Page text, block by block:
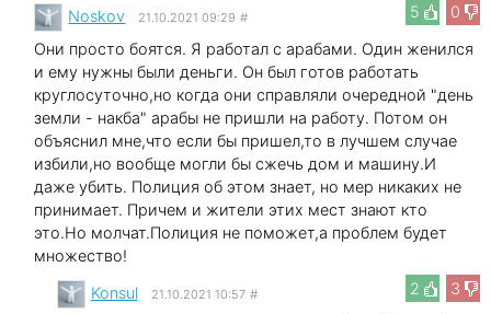
5
0
Noskov 21.10.2021 09:29 #
Они просто боятся. Я работал с арабами. Один женился
и ему нужны были деньги. Он был готов работать
круглосуточно,но когда они справляли очередной "день
земли - накба" арабы не пришли на работу. Потом он
объяснил мне,что если бы пришел,то в лучшем случае
избили,но вообще могли бы сжечь дом и машину.И
даже убить. Полиция об этом знает, но мер никаких не
принимает. Причем и жители этих мест знают кто
это.Но молчат.Полиция не поможет,а проблем будет
множество!
2
3
Konsul 21.10.2021 10:57 #